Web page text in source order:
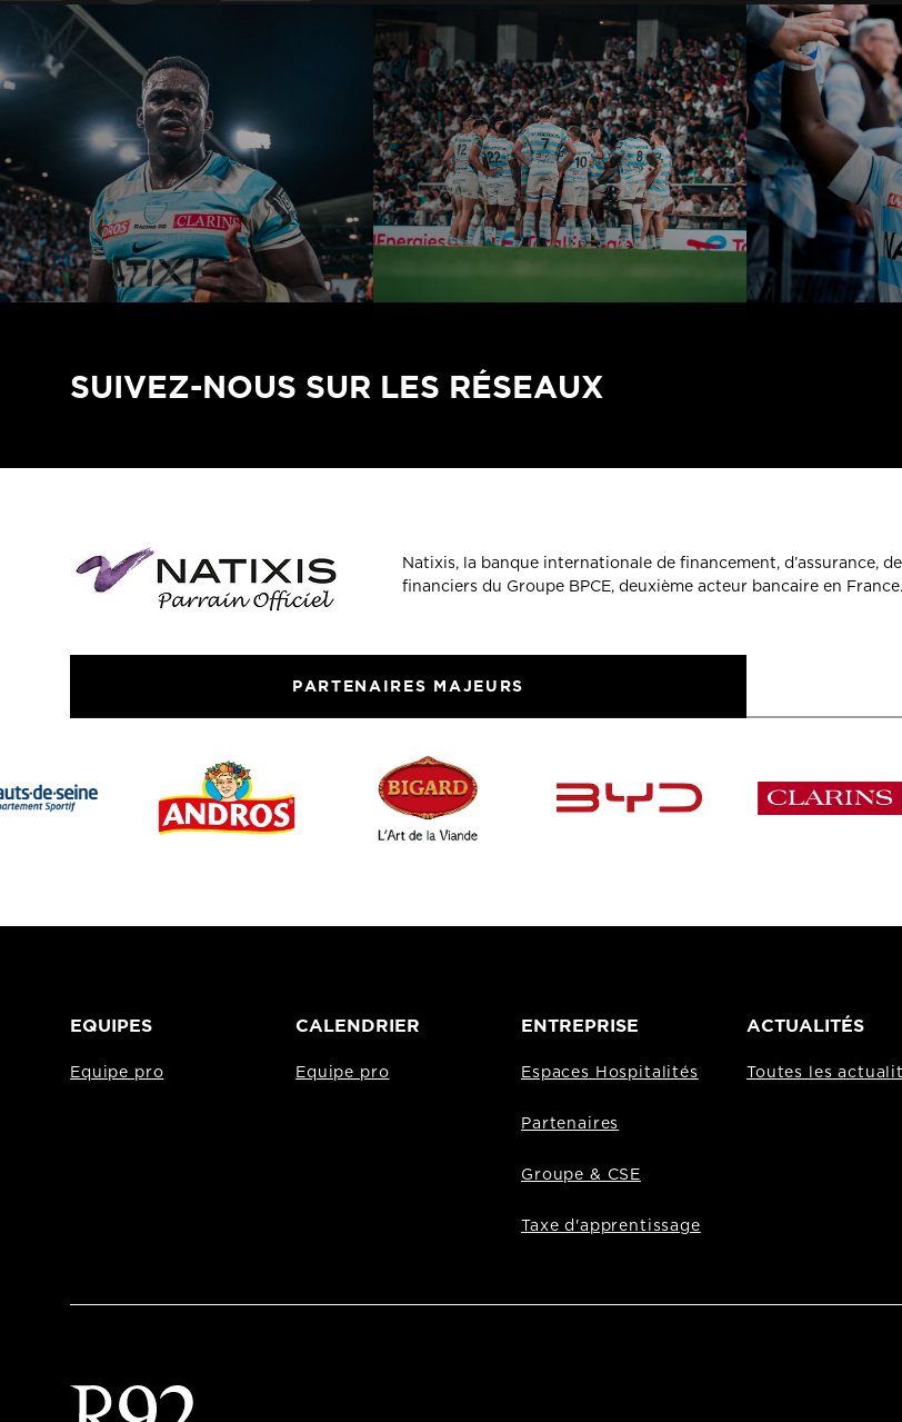
SUIVEZ-NOUS SUR LES RÉSEAUX
Natixis, la banque internationale de financement, d’assurance,
financiers du Groupe BPCE, deuxième acteur bancaire en France.
PARTENAIRES MAJEURS
EQUIPES
Equipe pro
CALENDRIER
Equipe pro
ENTREPRISE
Espaces Hospitalités
Partenaires
Groupe & CSE
Taxe d'apprentissage
ACTUALITÉS
Toutes les